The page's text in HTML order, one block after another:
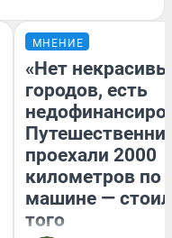
МНЕНИЕ
«Нет
городов, есть
проехали 2000
километров по
машине —
того